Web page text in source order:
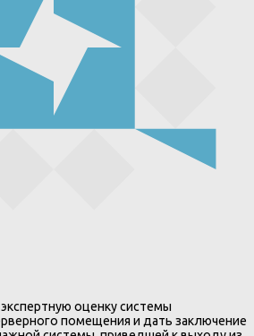
оценку системы
помещения и дать заключение